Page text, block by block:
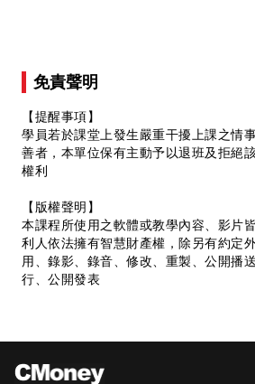
免責聲明
【提醒事項】
學員若於課堂上發生嚴重干擾上課之情
善者，本單位保有主動予以退班及拒絕
權利
【版權聲明】
本課程所使用之軟體或教學內容、影片
利人依法擁有智慧財產權，除另有約定
用、錄影、錄音、修改、重製、公開播
行、公開發表